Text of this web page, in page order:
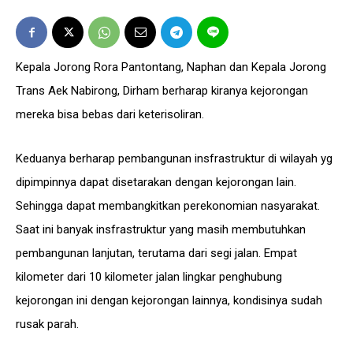
Kepala Jorong Rora Pantontang, Naphan dan Kepala Jorong
Trans Aek Nabirong, Dirham berharap kiranya kejorongan
mereka bisa bebas dari keterisoliran.
Keduanya berharap pembangunan insfrastruktur di wilayah yg
dipimpinnya dapat disetarakan dengan kejorongan lain.
Sehingga dapat membangkitkan perekonomian nasyarakat.
Saat ini banyak insfrastruktur yang masih membutuhkan
pembangunan lanjutan, terutama dari segi jalan. Empat
kilometer dari 10 kilometer jalan lingkar penghubung
kejorongan ini dengan kejorongan lainnya, kondisinya sudah
rusak parah.